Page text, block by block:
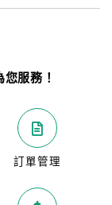
服務！
訂單管理